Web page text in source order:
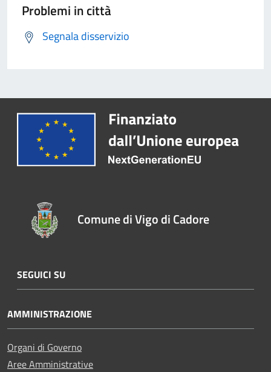
Problemi in città
Segnala disservizio
Comune di Vigo di Cadore
SEGUICI SU
AMMINISTRAZIONE
Organi di Governo
Aree Amministrative